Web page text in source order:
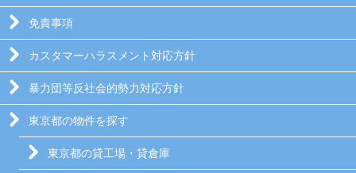
免責事項
カスタマーハラスメント対応方針
暴力団等反社会的勢力対応方針
東京都の物件を探す
東京都の貸工場・貸倉庫